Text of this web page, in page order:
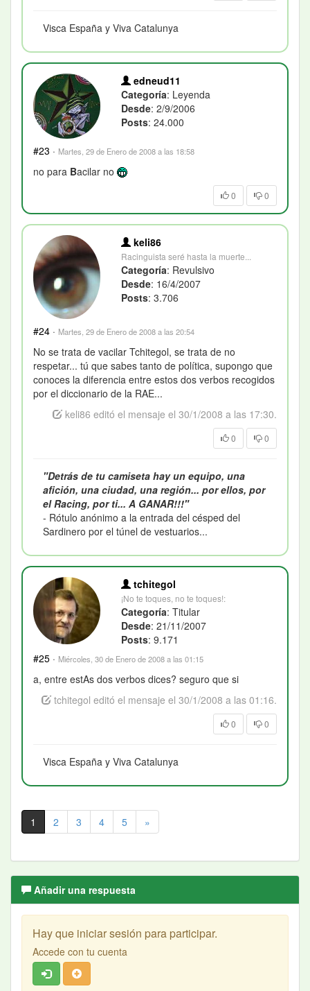
Visca España y Viva Catalunya
edneud11
Categoría: Leyenda
Desde: 2/9/2006
Posts: 24.000
#23 · Martes, 29 de Enero de 2008 a las 18:58
no para Bacilar no
0 0
keli86
Racinguista seré hasta la muerte...
Categoría: Revulsivo
Desde: 16/4/2007
Posts: 3.706
#24 · Martes, 29 de Enero de 2008 a las 20:54
No se trata de vacilar Tchitegol, se trata de no
respetar... tú que sabes tanto de política, supongo que
conoces la diferencia entre estos dos verbos recogidos
por el diccionario de la RAE...
keli86 editó el mensaje el 30/1/2008 a las 17:30.
0 0
"Detrás de tu camiseta hay un equipo, una
afición, una ciudad, una región... por ellos, por
el Racing, por ti... A GANAR!!!"
- Rótulo anónimo a la entrada del césped del
Sardinero por el túnel de vestuarios...
tchitegol
¡No te toques, no te toques!:
Categoría: Titular
Desde: 21/11/2007
Posts: 9.171
#25 · Miércoles, 30 de Enero de 2008 a las 01:15
a, entre estAs dos verbos dices? seguro que si
tchitegol editó el mensaje el 30/1/2008 a las 01:16.
0 0
Visca España y Viva Catalunya
1 2 3 4 5 »
Añadir una respuesta
Hay que iniciar sesión para participar.
Accede con tu cuenta